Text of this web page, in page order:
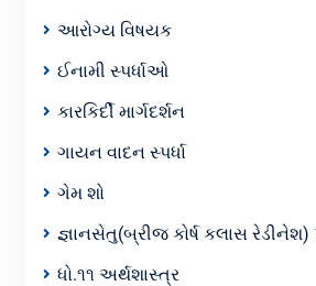
આરોગ્ય વિષયક
ઈનામી સ્પર્ધાઓ
કારકિર્દી માર્ગદર્શન
ગાયન વાદન સ્પર્ધા
ગેમ શો
જ્ઞાનસેતુ(બ્રીજ કોર્ષ કલાસ
ધો.૧૧ અર્થશાસ્ત્ર